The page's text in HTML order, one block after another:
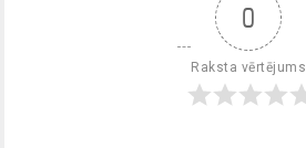
0
Raksta vērtējums